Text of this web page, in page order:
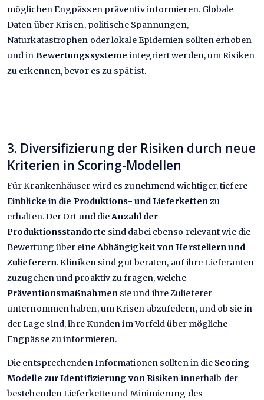
möglichen Engpässen präventiv informieren. Globale
Daten über Krisen, politische Spannungen,
Naturkatastrophen oder lokale Epidemien sollten erhoben
und in Bewertungssysteme integriert werden, um Risiken
zu erkennen, bevor es zu spät ist.
3. Diversifizierung der Risiken durch neue
Kriterien in Scoring-Modellen
Für Krankenhäuser wird es zunehmend wichtiger, tiefere
Einblicke in die Produktions- und Lieferkettenzu
erhalten. Der Ort und dieAnzahl der
Produktionsstandorte sind dabei ebenso relevant wie die
Bewertung über eineAbhängigkeit von Herstellern und
Zulieferern. Kliniken sind gut beraten, auf ihre Lieferanten
zuzugehen und proaktiv zu fragen, welche
Präventionsmaßnahmen sie und ihre Zulieferer
unternommen haben, um Krisen abzufedern, und ob sie in
der Lage sind, ihre Kunden im Vorfeld über mögliche
Engpässe zu informieren.
Die entsprechenden Informationen sollten in die Scoring-
Modelle zur Identifizierung von Risiken innerhalb der
bestehenden Lieferkette und Minimierung des